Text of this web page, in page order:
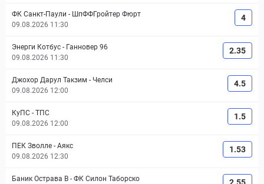
ФК Санкт-Паули - ШпФФГройтер Фюрт
09.08.2026 11:30
4
Энерги Котбус - Ганновер 96
09.08.2026 11:30
2.35
Джохор Дарул Такзим - Челси
09.08.2026 12:00
4.5
КуПС - ТПС
09.08.2026 12:00
1.5
ПЕК Зволле - Аякс
09.08.2026 12:30
1.53
Баник Острава B - ФК Силон Таборско 2.55